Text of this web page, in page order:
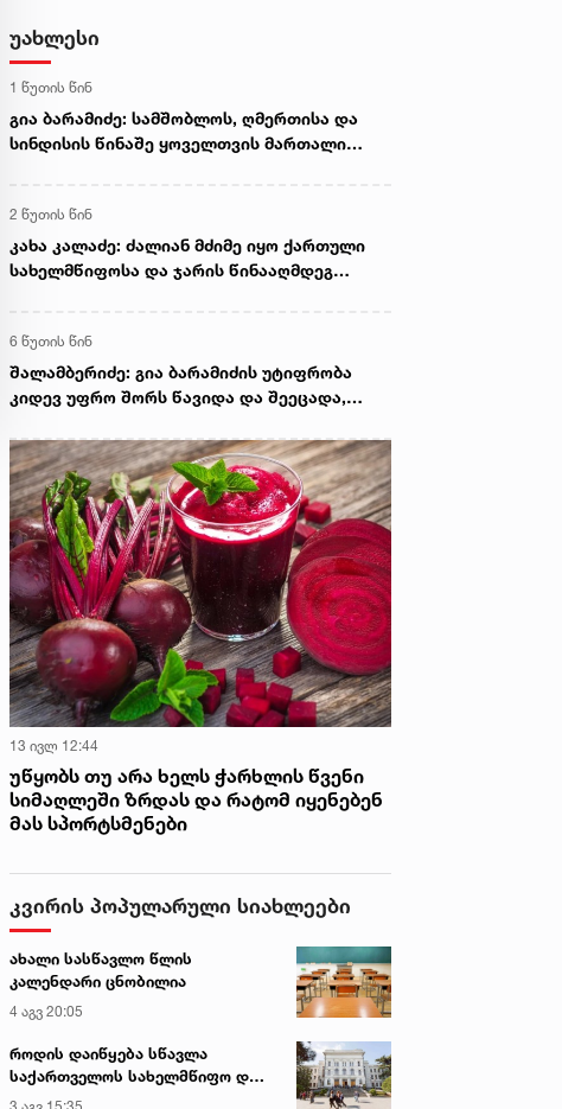
უახლესი
1 წუთის წინ
გია ბარამიძე: სამშობლოს, ღმერთისა და
სინდისის წინაშე ყოველთვის მართალი
2 წუთის წინ
კახა კალაძე: ძალიან მძიმე იყო ქართული
სახელმწიფოსა და ჯარის წინააღმდეგ
6 წუთის წინ
შალამბერიძე: გია ბარამიძის უტიფრობა
კიდევ უფრო შორს წავიდა და შეეცადა,
ნაცვლად, რომ მოგვესმინა ბოდიში ან მისი
სიტყვების უარყოფა
13 ივლ 12:44
უწყობს თუ არა ხელს ჭარხლის წვენი
სიმაღლეში ზრდას და რატომ იყენებენ
მას სპორტსმენები
კვირის პოპულარული სიახლეები
ახალი სასწავლო წლის
კალენდარი ცნობილია
4 აგვ 20:05
როდის დაიწყება სწავლა
საქართველოს სახელმწიფო და
კერძო უნივერსიტეტებში